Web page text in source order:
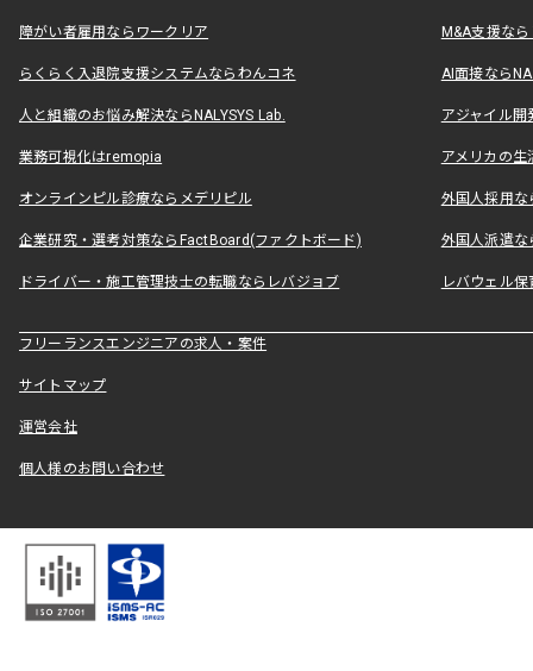
障がい者雇用ならワークリア M&A支援な
らくらく入退院支援システムならわんコネ AI面接なら
人と組織のお悩み解決ならNALYSYS Lab. アジャイル
業務可視化はremopia アメリカの
オンラインピル診療ならメデリピル 外国人採用
企業研究・選考対策ならFactBoard(ファクトボード) 外国人派遣な
ドライバー・施工管理技士の転職ならレバジョブ レバウェル
フリーランスエンジニアの求人・案件
サイトマップ
運営会社
個人様のお問い合わせ